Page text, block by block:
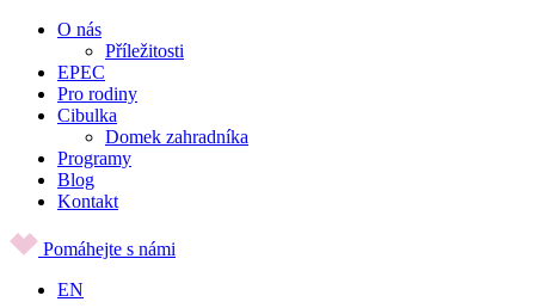
O nás
Příležitosti
EPEC
Pro rodiny
Cibulka
Domek zahradníka
Programy
Blog
Kontakt
Pomáhejte s námi
EN